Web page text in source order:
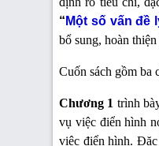
“ Một số vấn đề
bổ sung, hoàn
Cuốn sách gồm ba
Chương 1 trình
vụ việc điển hình
việc điển hình.